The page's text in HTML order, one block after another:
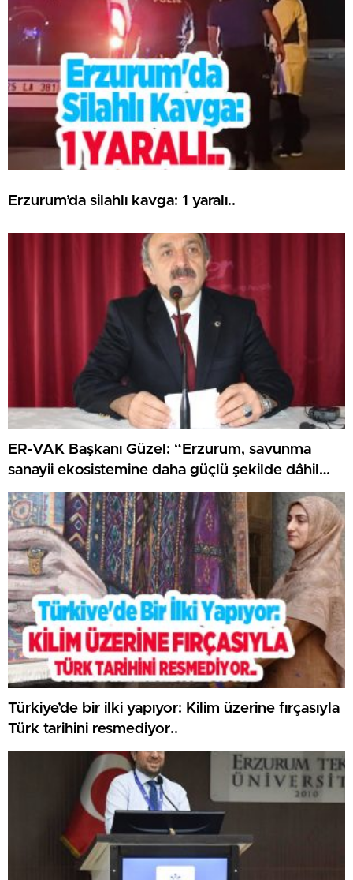
Erzurum’da silahlı kavga: 1 yaralı..
ER-VAK Başkanı Güzel: “Erzurum, savunma
sanayii ekosistemine daha güçlü şekilde dâhil
edilmeli”..
Türkiye’de bir ilki yapıyor: Kilim üzerine fırçasıyla
Türk tarihini resmediyor..